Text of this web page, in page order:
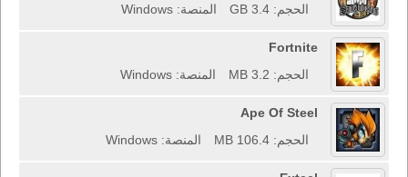
الحجم: 3.4 GB
المنصة: Windows
Fortnite
الحجم: 3.2 MB
المنصة: Windows
Ape Of Steel
الحجم: 106.4 MB
المنصة: Windows